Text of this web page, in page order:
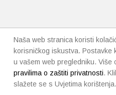
Naša web stranica koristi
korisničkog iskustva. Postavke
u vašem web pregledniku. Više
pravilima o zaštiti privatnosti.
slažete se s Uvjetima korištenja.